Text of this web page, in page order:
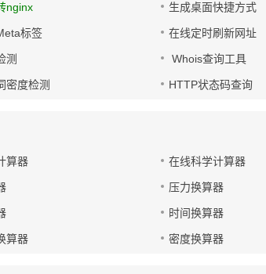
nginx 生成桌面快捷方式
标签 在线定时刷新网址
测 Whois查询工具
密度检测 HTTP状态码查询
算器 在线科学计算器
压力换算器
时间换算器
算器 密度换算器